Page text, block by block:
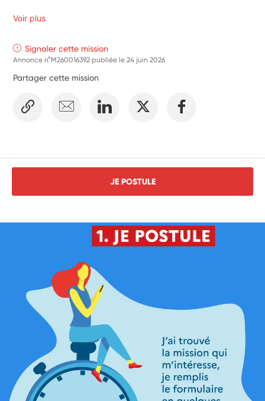
Voir plus
Signaler cette mission
Annonce n°M260016392 publiée le24 juin 2026
Partager cette mission
JE POSTULE